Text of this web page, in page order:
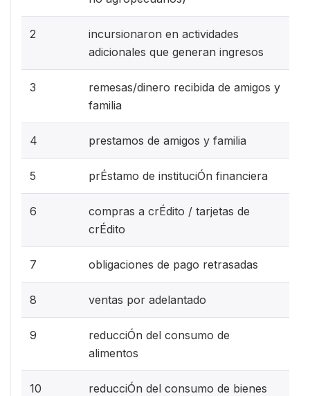
2
incursionaron en actividades
adicionales que generan ingresos
3
remesas/dinero recibida de amigos y
familia
4 prestamos de amigos y familia
5 prÉstamo de instituciÓn financiera
6
compras a crÉdito / tarjetas de
crÉdito
7 obligaciones de pago retrasadas
8 ventas por adelantado
9
reducciÓn del consumo de
alimentos
10
reducciÓn del consumo de bienes